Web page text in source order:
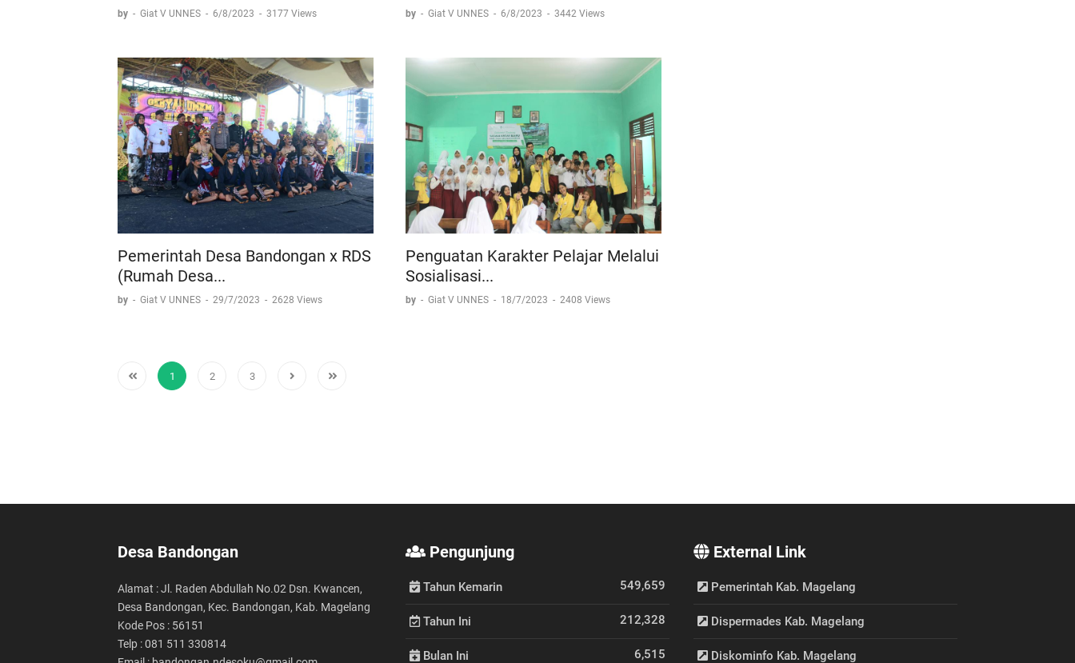
by - Giat V UNNES - 6/8/2023 - 3177 Views by - Giat V UNNES - 6/8/2023 - 3442 Views
Pemerintah Desa Bandongan x RDS
(Rumah Desa...
by - Giat V UNNES - 29/7/2023 - 2628 Views
Penguatan Karakter Pelajar Melalui
Sosialisasi...
by - Giat V UNNES - 18/7/2023 - 2408 Views
1 2 3
Desa Bandongan
Alamat : Jl. Raden Abdullah No.02 Dsn. Kwancen,
Desa Bandongan, Kec. Bandongan, Kab. Magelang
Kode Pos : 56151
Telp : 081 511 330814
Pengunjung
Tahun Kemarin 549,659
Tahun Ini 212,328
Bulan Ini 6,515
External Link
Pemerintah Kab. Magelang
Dispermades Kab. Magelang
Diskominfo Kab. Magelang